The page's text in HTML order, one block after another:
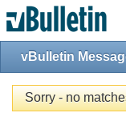
vBulletin
Sorry - no